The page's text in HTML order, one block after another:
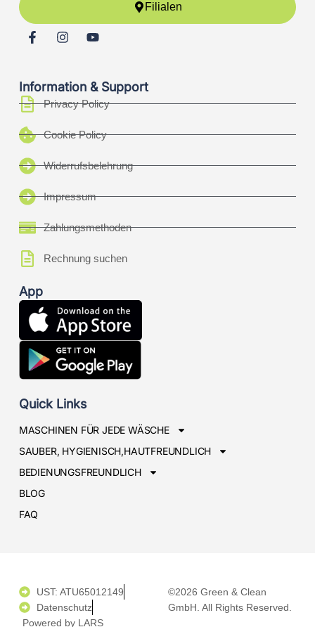
Filialen
Information & Support
Privacy Policy
Cookie Policy
Widerrufsbelehrung
Impressum
Zahlungsmethoden
Rechnung suchen
App
Quick Links
MASCHINEN FÜR JEDE WÄSCHE
SAUBER, HYGIENISCH,HAUTFREUNDLICH
BEDIENUNGSFREUNDLICH
BLOG
FAQ
UST: ATU65012149
Datenschutz
Powered by LARS
©2026 Green & Clean
GmbH. All Rights Reserved.